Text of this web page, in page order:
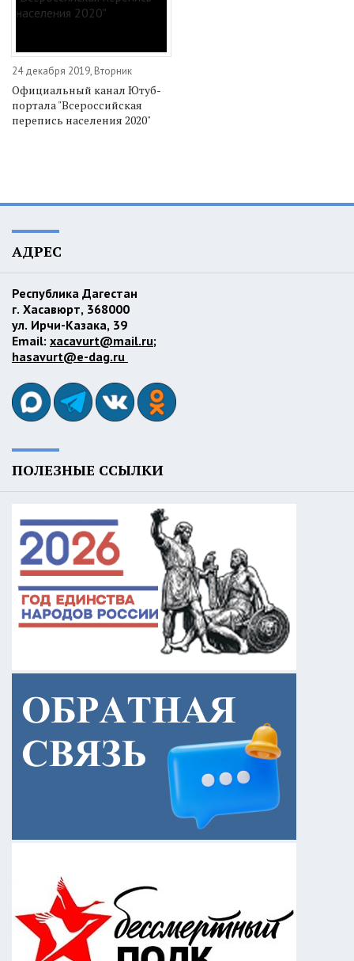
24 декабря 2019, Вторник
Официальный канал Ютуб-
портала "Всероссийская
перепись населения 2020"
АДРЕС
Республика Дагестан
г. Хасавюрт, 368000
ул. Ирчи-Казака, 39
Email: xacavurt@mail.ru;
hasavurt@e-dag.ru
ПОЛЕЗНЫЕ ССЫЛКИ